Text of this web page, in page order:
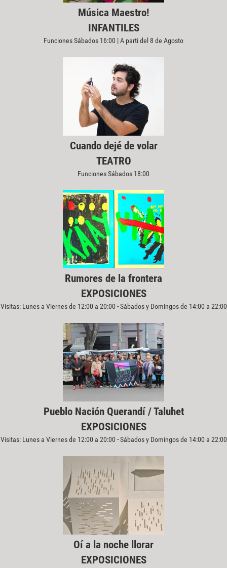
Música Maestro!
INFANTILES
Funciones Sábados 16:00 | A parti del 8 de Agosto
Cuando dejé de volar
TEATRO
Funciones Sábados 18:00
Rumores de la frontera
EXPOSICIONES
Visitas: Lunes a Viernes de 12:00 a 20:00 - Sábados y Domingos de 14:00 a 22:00
Pueblo Nación Querandí / Taluhet
EXPOSICIONES
Visitas: Lunes a Viernes de 12:00 a 20:00 - Sábados y Domingos de 14:00 a 22:00
Oí a la noche llorar
EXPOSICIONES